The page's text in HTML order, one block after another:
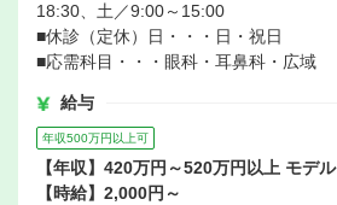
18:30、土／9:00～15:00
■休診（定休）日・・・日・祝日
■応需科目・・・眼科・耳鼻科・広域
給与
年収500万円以上可
【年収】420万円～520万円以上 モデル
【時給】2,000円～